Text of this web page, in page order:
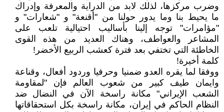
وضرب مركزها، لذلك لابد من الدراية والمعرفة وإدراك
ما يحيط بنا وما يدور حولنا من "أقنعة" و "شعارات" و
"مؤامرات" توجه إلينا بأساليب احتيالية تلعب على
المشاعر والعواطف، وهناك العديد من هذه القوى
الخاطئة التي تختفي بعد فترة كعشب الربيع الأخضر!
كلمة أخيرة!
ووفقا لما يقره العدو ضمنيا وحرفيا وردود أفعال، وقناعة
وايمان طيف كبير من شعوب العالم فإن "لمقاومة
الشعب الإيراني" مكانة راسخة الآن في النضال ضد
النظام الحاكم في إيران، مكانة راسخة بكل استحقاقاتها